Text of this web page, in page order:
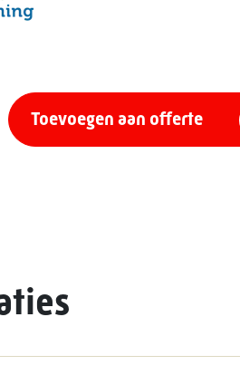
Toevoegen aan offerte